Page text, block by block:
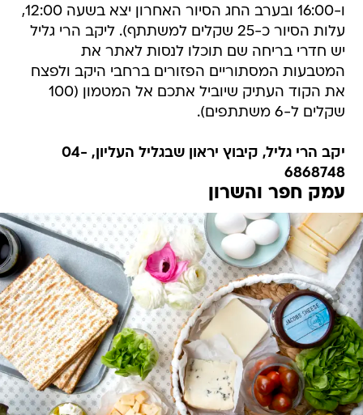
ו-16:00 ובערב החג הסיור האחרון יצא בשעה 12:00,
עלות הסיור כ-25 שקלים למשתתף). ליקב הרי גליל
יש חדרי בריחה שם תוכלו לנסות לאתר את
המטבעות המסתוריים הפזורים ברחבי היקב ולפצח
את הקוד העתיק שיוביל אתכם אל המטמון (100
שקלים ל-6 משתתפים).
יקב הרי גליל, קיבוץ יראון שבגליל העליון, 04-
6868748
עמק חפר והשרון